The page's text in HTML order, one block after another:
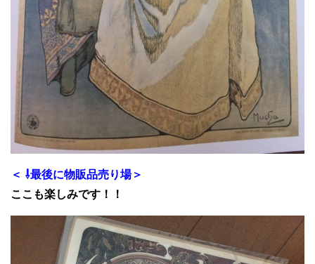
＜ ⇩最後に物販品売り場＞
ここも楽しみです！！